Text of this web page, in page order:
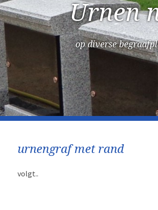
Urnen
op diverse
urnengraf met rand
volgt..